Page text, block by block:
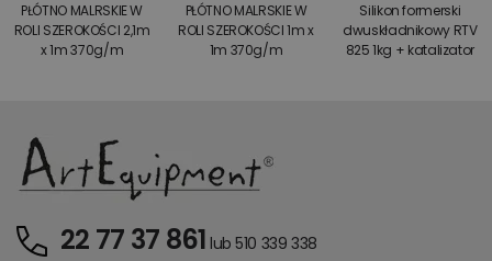
PŁÓTNO MALRSKIE W
ROLI SZEROKOŚCI 2,1m
x 1m 370g/m
PŁÓTNO MALRSKIE W
ROLI SZEROKOŚCI 1m x
1m 370g/m
Silikon formerski
dwuskładnikowy RTV
825 1kg + katalizator
22 77 37 861 lub 510 339 338